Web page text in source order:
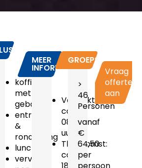
koffie
met
gebak
entree
&
rondleiding
lunch
vervoer
MEER
INFORMATIE
Vertrektijd:
ca.
08.30
uur
Thuiskomst:
ca.
GROEPSPRIJZEN
>
46
Personen
vanaf
€
64,50
per
Vraag
offerte
aan